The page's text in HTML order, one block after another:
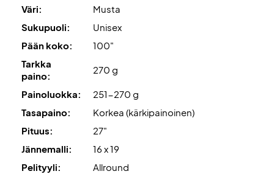
Toimitetaan ilman suojapussia!
Väri:
Musta
Sukupuoli:
Unisex
Pään koko:
100"
Tarkka
paino:
270 g
Painoluokka:
251-270 g
Tasapaino:
Korkea (kärkipainoinen)
Pituus:
27"
Jännemalli:
16 x 19
Pelityyli:
Allround